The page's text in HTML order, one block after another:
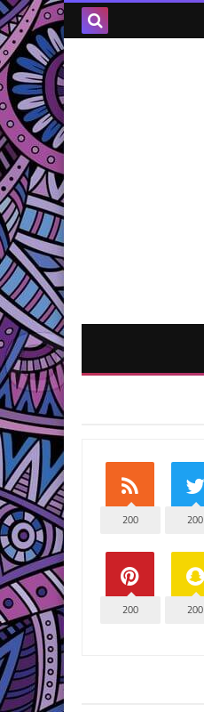
200
200
200
200